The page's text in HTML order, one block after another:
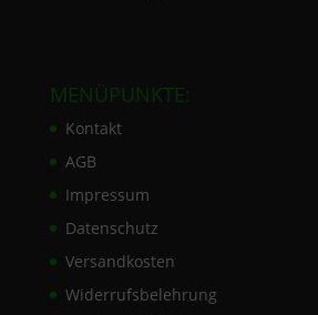
MENÜPUNKTE:
Kontakt
AGB
Impressum
Datenschutz
Versandkosten
Widerrufsbelehrung